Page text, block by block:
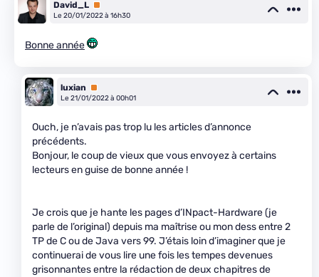
David_L Premium
Le 20/01/2022 à 16h30
Bonne année
luxian
Premium
Le 21/01/2022 à 00h01
Ouch, je n’avais pas trop lu les articles d’annonce
précédents.
Bonjour, le coup de vieux que vous envoyez à certains
lecteurs en guise de bonne année !
Je crois que je hante les pages d’INpact-Hardware (je
parle de l’original) depuis ma maîtrise ou mon dess entre 2
TP de C ou de Java vers 99. J’étais loin d’imaginer que je
continuerai de vous lire une fois les tempes devenues
grisonnantes entre la rédaction de deux chapitres de